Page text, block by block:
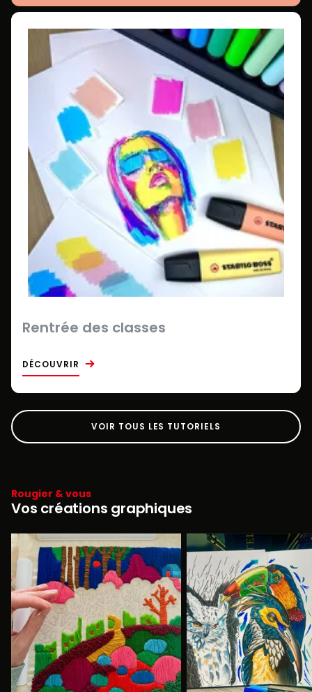
Rentrée des classes
DÉCOUVRIR
VOIR TOUS LES TUTORIELS
Rougier & vous
Vos créations graphiques